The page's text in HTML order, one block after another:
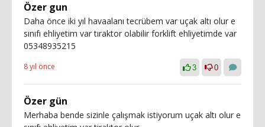
Özer gun
Daha önce iki yıl havaalanı tecrübem var uçak altı olur e
sınıfı ehliyetim var tıraktor olabilir forklift ehliyetimde var
05348935215
8 yıl önce 3 0
Özer gün
Merhaba bende sizinle çalışmak istiyorum uçak altı olur e